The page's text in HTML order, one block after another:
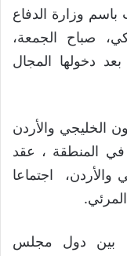
باسم وزارة الدفاع
صباح الجمعة،
مسيَّرة، بعد دخولها المجال
الخليجي والأردن
المنطقة ، عقد
والأردن، اجتماعا
بين دول مجلس